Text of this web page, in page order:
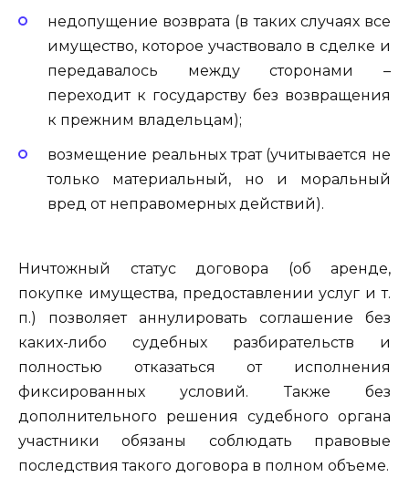
недопущение возврата (в таких случаях все
имущество, которое участвовало в сделке и
передавалось между сторонами –
переходит к государству без возвращения
к прежним владельцам);
возмещение реальных трат (учитывается не
только материальный, но и моральный
вред от неправомерных действий).
Ничтожный статус договора (об аренде,
покупке имущества, предоставлении услуг и т.
п.) позволяет аннулировать соглашение без
каких-либо судебных разбирательств и
полностью отказаться от исполнения
фиксированных условий. Также без
дополнительного решения судебного органа
участники обязаны соблюдать правовые
последствия такого договора в полном объеме.